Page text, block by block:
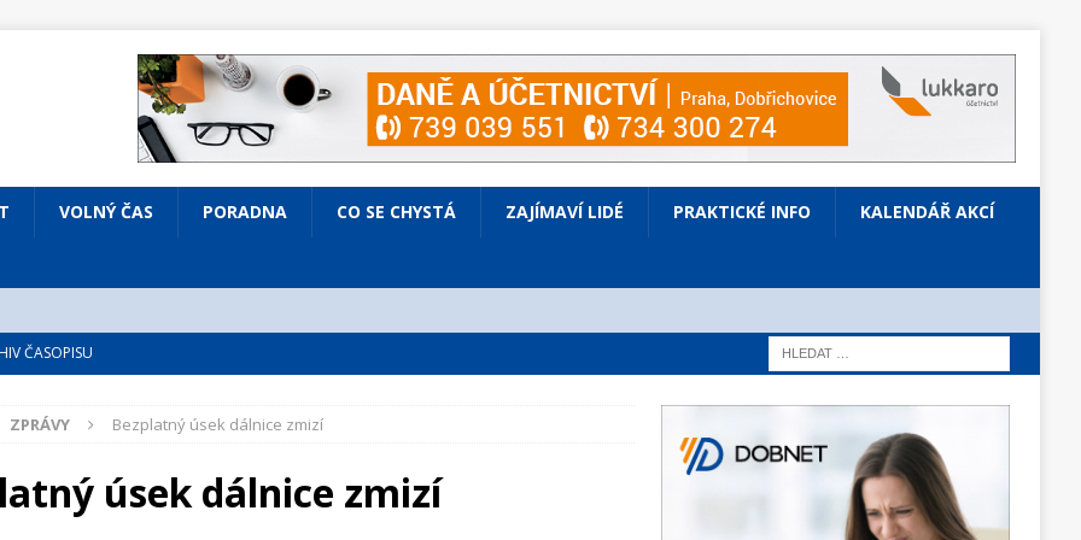
VOLNÝ ČAS PORADNA CO SE CHYSTÁ ZAJÍMAVÍ LIDÉ PRAKTICKÉ INFO KALENDÁŘ AKCÍ
ČASOPISU
VOLNÝ ČAS
Prodaná nevěsta
KULTURA
ve Všenorech
ZPRÁVY Bezplatný úsek dálnice zmizí
úsek dálnice zmizí